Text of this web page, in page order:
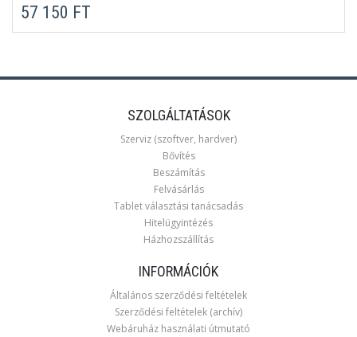
57 150 FT
SZOLGÁLTATÁSOK
Szerviz (szoftver, hardver)
Bővítés
Beszámítás
Felvásárlás
Tablet választási tanácsadás
Hitelügyintézés
Házhozszállítás
INFORMÁCIÓK
Általános szerződési feltételek
Szerződési feltételek (archív)
Webáruház használati útmutató